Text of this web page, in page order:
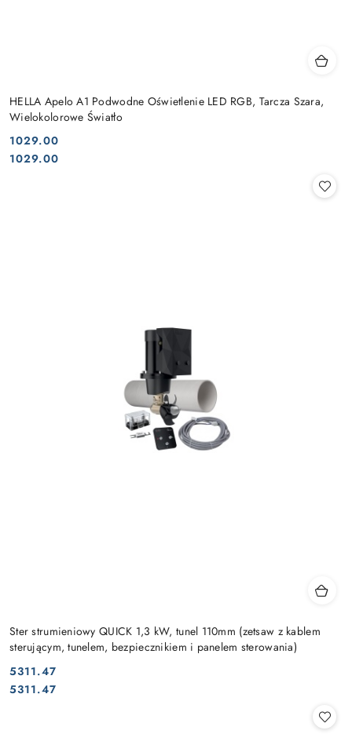
HELLA Apelo A1 Podwodne Oświetlenie LED RGB, Tarcza Szara,
Wielokolorowe Światło
Cena:
1029.00
Cena:
1029.00
Ster strumieniowy QUICK 1,3 kW, tunel 110mm (zetsaw z kablem
sterującym, tunelem, bezpiecznikiem i panelem sterowania)
Cena:
5311.47
Cena:
5311.47